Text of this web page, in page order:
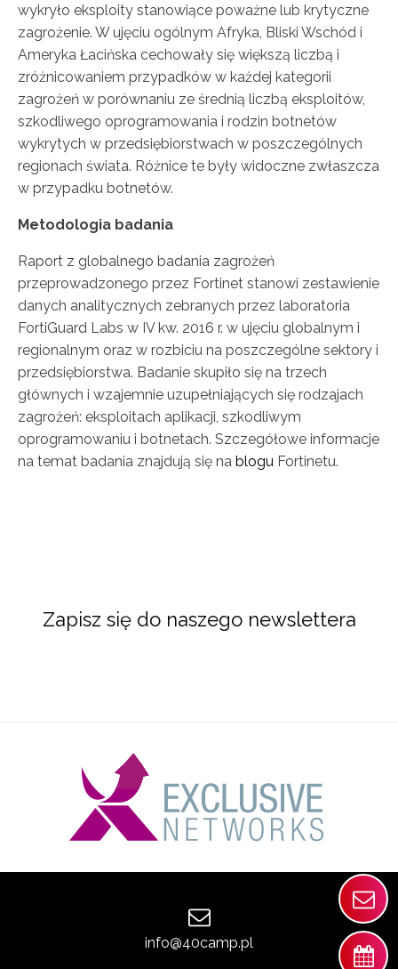
wykryło eksploity stanowiące poważne lub krytyczne
zagrożenie. W ujęciu ogólnym Afryka, Bliski Wschód i
Ameryka Łacińska cechowały się większą liczbą i
zróżnicowaniem przypadków w każdej kategorii
zagrożeń w porównaniu ze średnią liczbą eksploitów,
szkodliwego oprogramowania i rodzin botnetów
wykrytych w przedsiębiorstwach w poszczególnych
regionach świata. Różnice te były widoczne zwłaszcza
w przypadku botnetów.
Metodologia badania
Raport z globalnego badania zagrożeń
przeprowadzonego przez Fortinet stanowi zestawienie
danych analitycznych zebranych przez laboratoria
FortiGuard Labs w IV kw. 2016 r. w ujęciu globalnym i
regionalnym oraz w rozbiciu na poszczególne sektory i
przedsiębiorstwa. Badanie skupiło się na trzech
głównych i wzajemnie uzupełniających się rodzajach
zagrożeń: eksploitach aplikacji, szkodliwym
oprogramowaniu i botnetach. Szczegółowe informacje
na temat badania znajdują się na blogu Fortinetu.
Zapisz się do naszego newslettera
info@40camp.pl